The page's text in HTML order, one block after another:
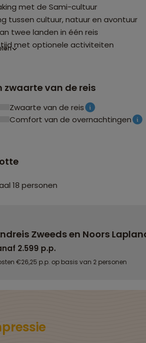
met de Sami-cultuur
tussen cultuur, natuur en avontuur
twee landen in één reis
tijd met optionele activiteiten
zwaarte van de reis
Zwaarte van de reis
Comfort van de overnachtingen
18 personen
Zweeds en Noors
2.599 p.p.
€26,25 p.p. op basis van 2 personen